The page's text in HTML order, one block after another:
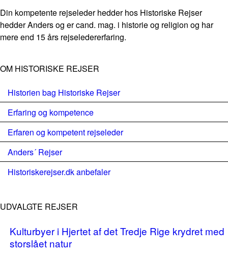
Din kompetente rejseleder hedder hos Historiske Rejser
hedder Anders og er cand. mag. i historie og religion og har
mere end 15 års rejseledererfaring.
OM HISTORISKE REJSER
Historien bag Historiske Rejser
Erfaring og kompetence
Erfaren og kompetent rejseleder
Anders´ Rejser
Historiskerejser.dk anbefaler
UDVALGTE REJSER
Kulturbyer i Hjertet af det Tredje Rige krydret med
storslået natur